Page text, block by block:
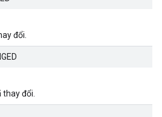
đổi.
đổi.